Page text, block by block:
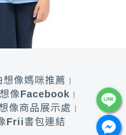
像媽咪推薦
像Facebook
像商品展示處
Frii書包連結